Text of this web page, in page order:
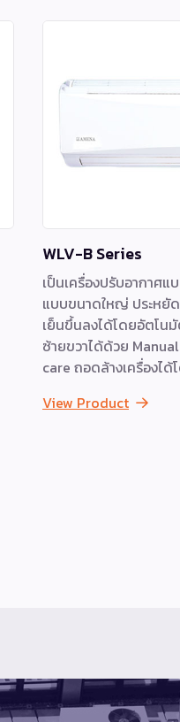
WLV-B Series
เป็นเครื่องปรับอากาศ
แบบขนาดใหญ่ ประหยัด
เย็นขึ้นลงได้โดยอัตโน
ซ้ายขวาได้ด้วย
care ถอดล้างเครื่องได้
View Product